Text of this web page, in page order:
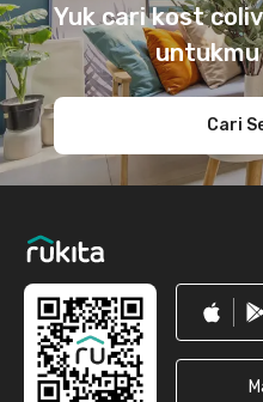
Yuk cari kost
Cari